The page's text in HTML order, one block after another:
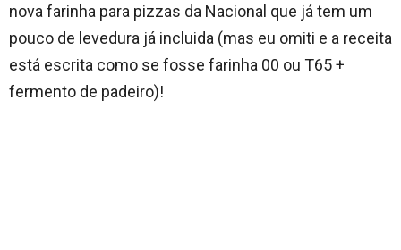
nova farinha para pizzas da Nacional que já tem um
pouco de levedura já incluida (mas eu omiti e a receita
está escrita como se fosse farinha 00 ou T65 +
fermento de padeiro)!